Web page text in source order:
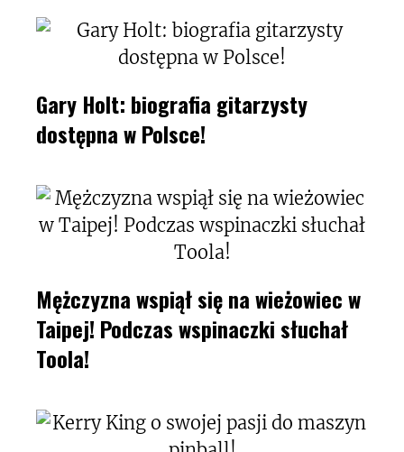
Gary Holt: biografia gitarzysty
dostępna w Polsce!
Mężczyzna wspiął się na wieżowiec w
Taipej! Podczas wspinaczki słuchał
Toola!